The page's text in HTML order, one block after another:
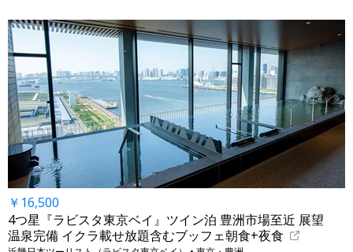
￥16,500
4つ星『ラビスタ東京ベイ』ツイン泊 豊洲市場至近 展望
温泉完備 イクラ載せ放題含むブッフェ朝食+夜食